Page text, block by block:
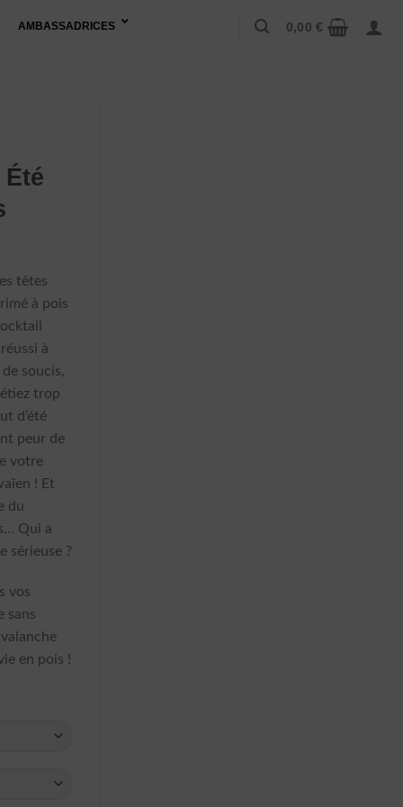
AMBASSADRICES 0,00€
:
€.
têtes
à pois
à
soucis,
trop
d’été
peur de
votre
! Et
du
Qui a
sérieuse ?
vos
sans
en pois !